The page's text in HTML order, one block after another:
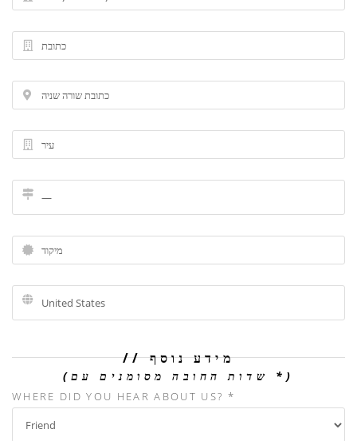
מידע נוסף
(שדות החובה מסומנים עם *)
WHERE DID YOU HEAR ABOUT US? *